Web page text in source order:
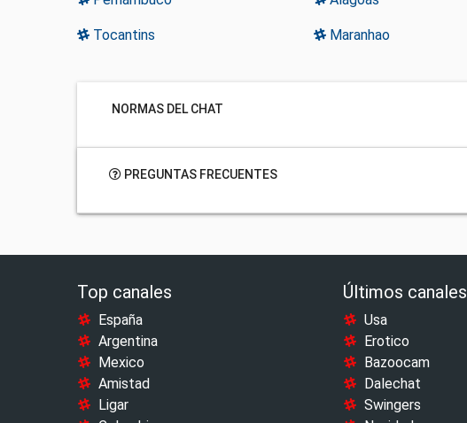
Tocantins Maranhao
NORMAS DEL CHAT
PREGUNTAS FRECUENTES
Top canales
España
Argentina
Mexico
Amistad
Ligar
Últimos canales
Usa
Erotico
Bazoocam
Dalechat
Swingers